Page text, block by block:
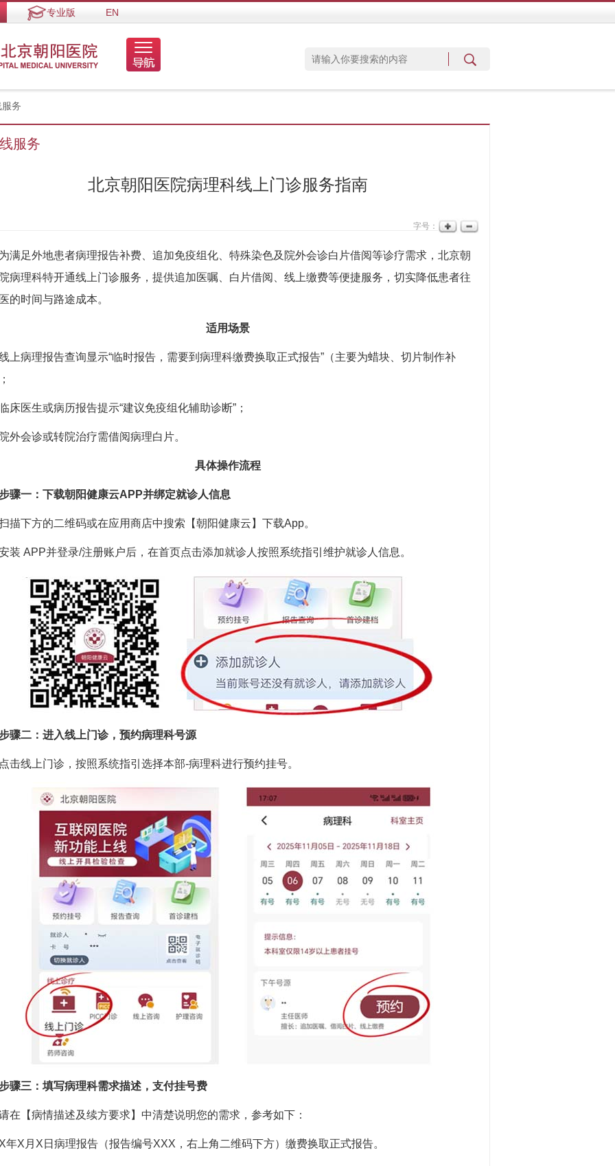
专业版 EN
务
服务
北京朝阳医院病理科线上门诊服务指南
字号：
外地患者病理报告补费、追加免疫组化、特殊染色及院外会诊白片借阅等诊疗需求，北京朝
病理科特开通线上门诊服务，提供追加医嘱、白片借阅、线上缴费等便捷服务，切实降低患者往
的时间与路途成本。
适用场景
理报告查询显示“临时报告，需要到病理科缴费换取正式报告”（主要为蜡块、切片制作补
生或病历报告提示“建议免疫组化辅助诊断”；
诊或转院治疗需借阅病理白片。
具体操作流程
：下载朝阳健康云APP并绑定就诊人信息
方的二维码或在应用商店中搜索【朝阳健康云】下载App。
APP并登录/注册账户后，在首页点击添加就诊人按照系统指引维护就诊人信息。
：进入线上门诊，预约病理科号源
上门诊，按照系统指引选择本部-病理科进行预约挂号。
：填写病理科需求描述，支付挂号费
病情描述及续方要求】中清楚说明您的需求，参考如下：
月X日病理报告（报告编号XXX，右上角二维码下方）缴费换取正式报告。